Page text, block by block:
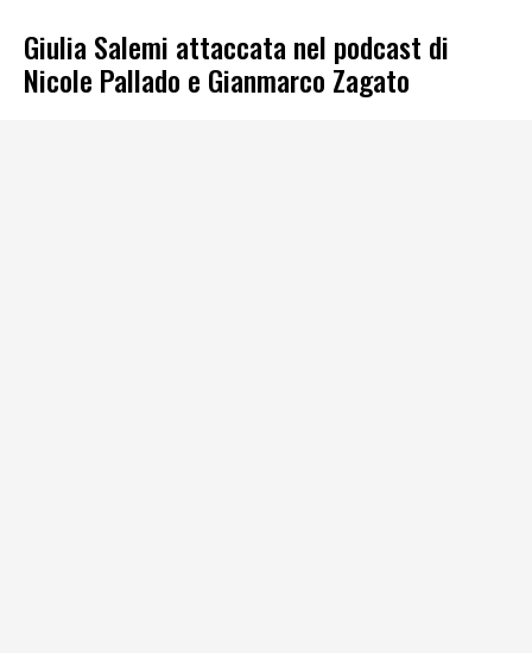
Giulia Salemi attaccata nel podcast di
Nicole Pallado e Gianmarco Zagato